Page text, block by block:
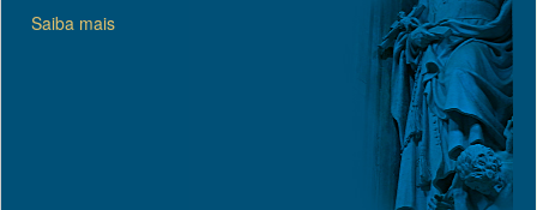
Saiba mais